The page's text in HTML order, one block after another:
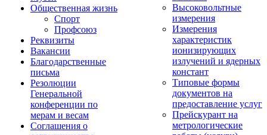
Общественная жизнь
Спорт
Профсоюз
Реквизиты
Вакансии
Благодарственные
письма
Резолюции
Генеральной
конференции по
мерам и весам
Соглашения о
Высоковольтные
измерения
Измерения
характеристик
ионизирующих
излучений и ядерных
констант
Типовые формы
документов на
предоставление услуг
Прейскурант на
метрологические